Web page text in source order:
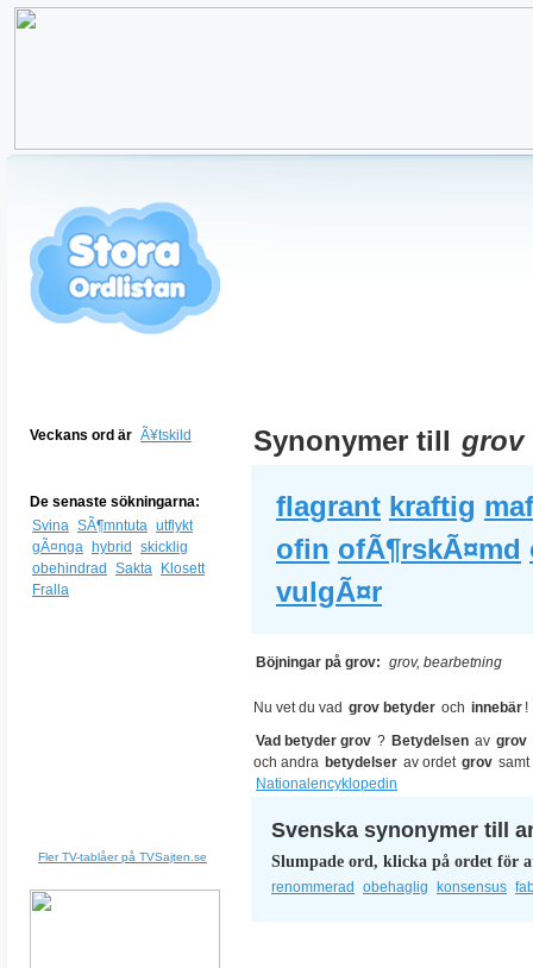
Veckans ord är Ã¥tskild
De senaste sökningarna:
Svina SÃ¶mntuta utflykt
gÃ¤nga
hybrid
skicklig
obehindrad
Sakta
Klosett
Fralla
Fler TV-tablåer på TVSajten.se
Synonymer till grov
flagrant kraftig
ofin ofÃ¶rskÃ¤md
vulgÃ¤r
Böjningar på grov: grov, bearbetning
Nu vet du vad grov betyder och innebär !
Vad betyder grov ? Betydelsen av grov
och andra betydelser av ordet grov
Nationalencyklopedin
Svenska synonymer till
Slumpade ord, klicka på ordet för
renommerad obehaglig konsensus